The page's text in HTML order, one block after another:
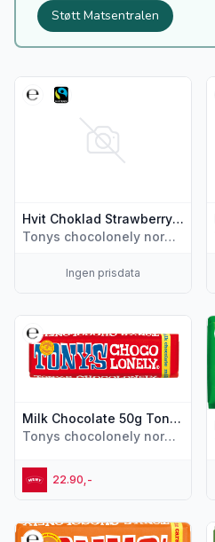
Støtt Matsentralen
Hvit Choklad Strawberry Cheesecake 180g Tony's
Tonys chocolonely norway
Ingen prisdata
Vis flere detaljer for
Milk Chocolate 50g Tony's
Tonys chocolonely norway
22.90,-
Vis flere detaljer for produktet
Vis flere detaljer for produktet